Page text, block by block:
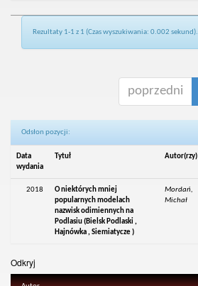
Rezultaty 1-1 z 1 (Czas wyszukiwania: 0.002 sekund).
poprzedni
Odsłon pozycji:
Data
wydania
Tytuł Autor(rzy)
2018
O niektórych mniej
popularnych modelach
nazwisk odimiennych na
Podlasiu (Bielsk Podlaski ,
Hajnówka , Siemiatycze )
Mordań,
Michał
Odkryj